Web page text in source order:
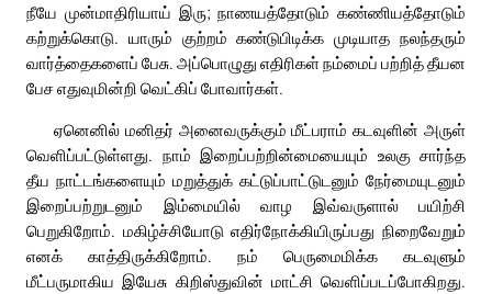
நீயே முன்மாதிரியாய் இரு; நாணயத்தோடும் கண்ணியத்தோடும்
கற்றுக்கொடு. யாரும் குற்றம் கண்டுபிடிக்க முடியாத நலந்தரும்
வார்த்தைகளைப் பேசு. அப்பொழுது எதிரிகள் நம்மைப் பற்றித் தீயன
பேச எதுவுமின்றி வெட்கிப் போவார்கள்.
ஏனெனில் மனிதர் அனைவருக்கும் மீட்பராம் கடவுளின் அருள்
வெளிப்பட்டுள்ளது. நாம் இறைப்பற்றின்மையையும் உலகு சார்ந்த
தீய நாட்டங்களையும் மறுத்துக் கட்டுப்பாட்டுடனும் நேர்மையுடனும்
இறைப்பற்றுடனும் இம்மையில் வாழ இவ்வருளால் பயிற்சி
பெறுகிறோம். மகிழ்ச்சியோடு எதிர்நோக்கியிருப்பது நிறைவேறும்
எனக் காத்திருக்கிறோம். நம் பெருமைமிக்க கடவுளும்
மீட்பருமாகிய இயேசு கிறிஸ்துவின் மாட்சி வெளிப்படப்போகிறது.